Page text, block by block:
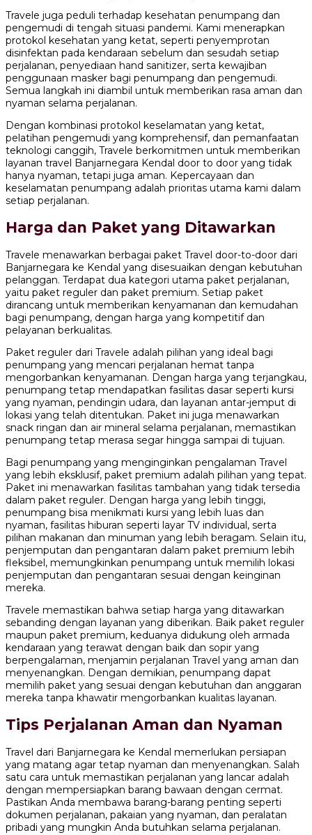
Travele juga peduli terhadap kesehatan penumpang dan
pengemudi di tengah situasi pandemi. Kami menerapkan
protokol kesehatan yang ketat, seperti penyemprotan
disinfektan pada kendaraan sebelum dan sesudah setiap
perjalanan, penyediaan hand sanitizer, serta kewajiban
penggunaan masker bagi penumpang dan pengemudi.
Semua langkah ini diambil untuk memberikan rasa aman dan
nyaman selama perjalanan.
Dengan kombinasi protokol keselamatan yang ketat,
pelatihan pengemudi yang komprehensif, dan pemanfaatan
teknologi canggih, Travele berkomitmen untuk memberikan
layanan travel Banjarnegara Kendal door to door yang tidak
hanya nyaman, tetapi juga aman. Kepercayaan dan
keselamatan penumpang adalah prioritas utama kami dalam
setiap perjalanan.
Harga dan Paket yang Ditawarkan
Travele menawarkan berbagai paket Travel door-to-door dari
Banjarnegara ke Kendal yang disesuaikan dengan kebutuhan
pelanggan. Terdapat dua kategori utama paket perjalanan,
yaitu paket reguler dan paket premium. Setiap paket
dirancang untuk memberikan kenyamanan dan kemudahan
bagi penumpang, dengan harga yang kompetitif dan
pelayanan berkualitas.
Paket reguler dari Travele adalah pilihan yang ideal bagi
penumpang yang mencari perjalanan hemat tanpa
mengorbankan kenyamanan. Dengan harga yang terjangkau,
penumpang tetap mendapatkan fasilitas dasar seperti kursi
yang nyaman, pendingin udara, dan layanan antar-jemput di
lokasi yang telah ditentukan. Paket ini juga menawarkan
snack ringan dan air mineral selama perjalanan, memastikan
penumpang tetap merasa segar hingga sampai di tujuan.
Bagi penumpang yang menginginkan pengalaman Travel
yang lebih eksklusif, paket premium adalah pilihan yang tepat.
Paket ini menawarkan fasilitas tambahan yang tidak tersedia
dalam paket reguler. Dengan harga yang lebih tinggi,
penumpang bisa menikmati kursi yang lebih luas dan
nyaman, fasilitas hiburan seperti layar TV individual, serta
pilihan makanan dan minuman yang lebih beragam. Selain itu,
penjemputan dan pengantaran dalam paket premium lebih
fleksibel, memungkinkan penumpang untuk memilih lokasi
penjemputan dan pengantaran sesuai dengan keinginan
mereka.
Travele memastikan bahwa setiap harga yang ditawarkan
sebanding dengan layanan yang diberikan. Baik paket reguler
maupun paket premium, keduanya didukung oleh armada
kendaraan yang terawat dengan baik dan sopir yang
berpengalaman, menjamin perjalanan Travel yang aman dan
menyenangkan. Dengan demikian, penumpang dapat
memilih paket yang sesuai dengan kebutuhan dan anggaran
mereka tanpa khawatir mengorbankan kualitas layanan.
Tips Perjalanan Aman dan Nyaman
Travel dari Banjarnegara ke Kendal memerlukan persiapan
yang matang agar tetap nyaman dan menyenangkan. Salah
satu cara untuk memastikan perjalanan yang lancar adalah
dengan mempersiapkan barang bawaan dengan cermat.
Pastikan Anda membawa barang-barang penting seperti
dokumen perjalanan, pakaian yang nyaman, dan peralatan
pribadi yang mungkin Anda butuhkan selama perjalanan.